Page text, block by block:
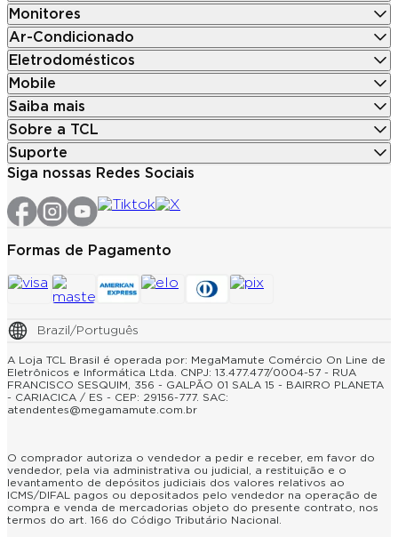
Monitores
Ar-Condicionado
Eletrodomésticos
Mobile
Saiba mais
Sobre a TCL
Suporte
Siga nossas Redes Sociais
Formas de Pagamento
Brazil/Português
A Loja TCL Brasil é operada por: MegaMamute Comércio On Line de
Eletrônicos e Informática Ltda. CNPJ: 13.477.477/0004-57 - RUA
FRANCISCO SESQUIM, 356 - GALPÃO 01 SALA 15 - BAIRRO PLANETA
- CARIACICA / ES - CEP: 29156-777. SAC:
atendentes@megamamute.com.br
O comprador autoriza o vendedor a pedir e receber, em favor do
vendedor, pela via administrativa ou judicial, a restituição e o
levantamento de depósitos judiciais dos valores relativos ao
ICMS/DIFAL pagos ou depositados pelo vendedor na operação de
compra e venda de mercadorias objeto do presente contrato, nos
termos do art. 166 do Código Tributário Nacional.